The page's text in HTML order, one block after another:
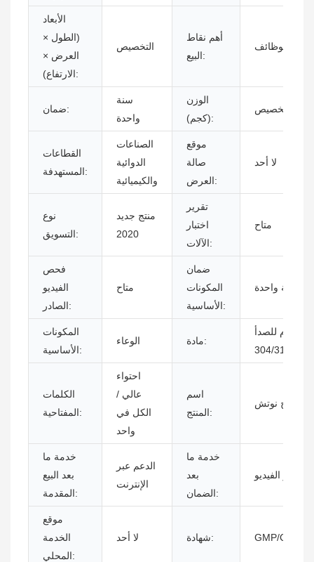
الأبعاد
(الطول ×
العرض ×
الارتفاع):
التخصيص
أهم نقاط
البيع:
متعدد الوظائف
ضمان:
سنة
واحدة
الوزن
(كجم):
التخصيص
القطاعات
المستهدفة:
الصناعات
الدوائية
والكيميائية
موقع
صالة
العرض:
لا أحد
نوع
التسويق:
منتج جديد
2020
تقرير
اختبار
الآلات:
متاح
فحص
الفيديو
الصادر:
متاح
ضمان
المكونات
الأساسية:
سنة واحدة
المكونات
الأساسية:
الوعاء مادة:
المقاوم للصدأ
الكلمات
المفتاحية:
احتواء
عالي /
الكل في
واحد
اسم
المنتج:
ترشيح نوتش
خدمة ما
بعد البيع
المقدمة:
الدعم عبر
الإنترنت
خدمة ما
بعد
الضمان:
عبر الفيديو
موقع
الخدمة
المحلي:
لا أحد شهادة: GMP/CE/